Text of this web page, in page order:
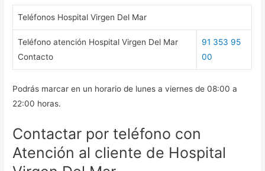
Teléfonos Hospital Virgen Del Mar
Teléfono atención Hospital Virgen Del Mar
Contacto
91 353 95
00
Podrás marcar en un horario de lunes a viernes de 08:00 a
22:00 horas.
Contactar por teléfono con
Atención al cliente de Hospital